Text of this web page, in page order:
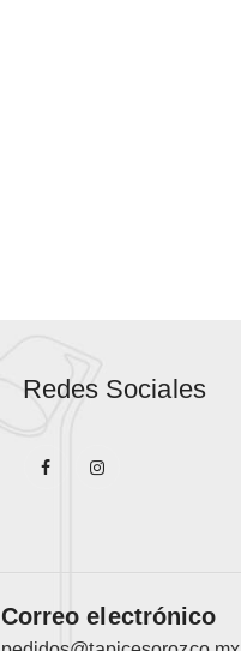
Redes Sociales
Correo electrónico